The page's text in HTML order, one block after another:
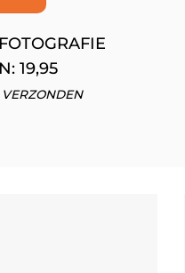
19,95